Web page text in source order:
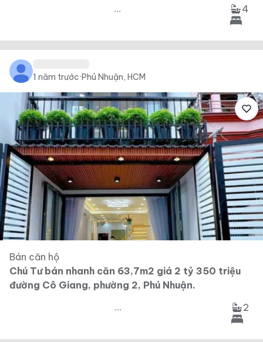
... 4
1 năm trước·Phú Nhuận, HCM
Bán căn hộ
Chú Tư bán nhanh căn 63,7m2 giá 2 tỷ 350 triệu
đường Cô Giang, phường 2, Phú Nhuận.
... 2